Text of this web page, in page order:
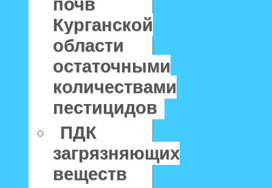
почв
Курганской
области
остаточными
количествами
пестицидов
ПДК
загрязняющих
веществ